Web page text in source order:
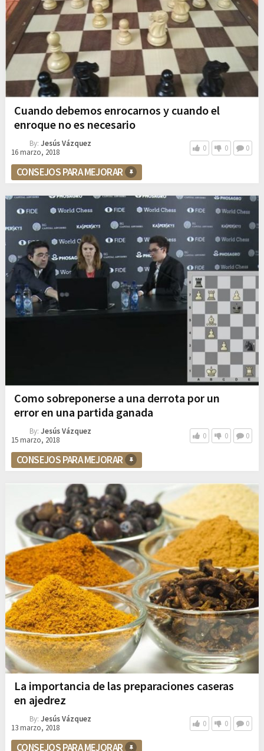
Cuando debemos enrocarnos y cuando el
enroque no es necesario
By: Jesús Vázquez
16 marzo, 2018
0 0 0
CONSEJOS PARA MEJORAR
Como sobreponerse a una derrota por un
error en una partida ganada
By: Jesús Vázquez
15 marzo, 2018
0 0 0
CONSEJOS PARA MEJORAR
La importancia de las preparaciones caseras
en ajedrez
By: Jesús Vázquez
13 marzo, 2018
0 0 0
CONSEJOS PARA MEJORAR